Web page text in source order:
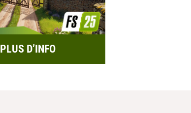
PLUS D’INFO